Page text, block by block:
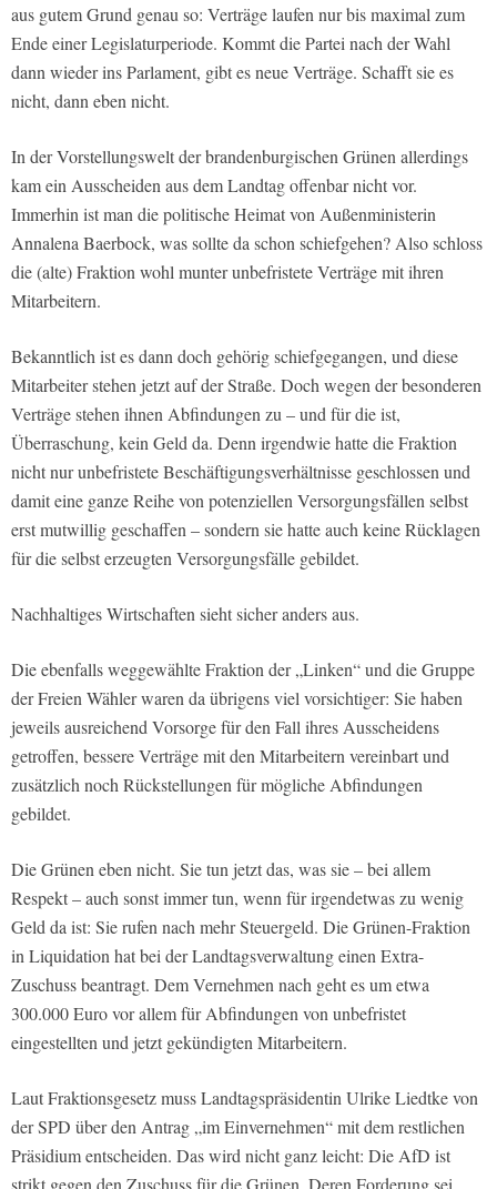
aus gutem Grund genau so: Verträge laufen nur bis maximal zum
Ende einer Legislaturperiode. Kommt die Partei nach der Wahl
dann wieder ins Parlament, gibt es neue Verträge. Schafft sie es
nicht, dann eben nicht.
In der Vorstellungswelt der brandenburgischen Grünen allerdings
kam ein Ausscheiden aus dem Landtag offenbar nicht vor.
Immerhin ist man die politische Heimat von Außenministerin
Annalena Baerbock, was sollte da schon schiefgehen? Also schloss
die (alte) Fraktion wohl munter unbefristete Verträge mit ihren
Mitarbeitern.
Bekanntlich ist es dann doch gehörig schiefgegangen, und diese
Mitarbeiter stehen jetzt auf der Straße. Doch wegen der besonderen
Verträge stehen ihnen Abfindungen zu – und für die ist,
Überraschung, kein Geld da. Denn irgendwie hatte die Fraktion
nicht nur unbefristete Beschäftigungsverhältnisse geschlossen und
damit eine ganze Reihe von potenziellen Versorgungsfällen selbst
erst mutwillig geschaffen – sondern sie hatte auch keine Rücklagen
für die selbst erzeugten Versorgungsfälle gebildet.
Nachhaltiges Wirtschaften sieht sicher anders aus.
Die ebenfalls weggewählte Fraktion der „Linken“ und die Gruppe
der Freien Wähler waren da übrigens viel vorsichtiger: Sie haben
jeweils ausreichend Vorsorge für den Fall ihres Ausscheidens
getroffen, bessere Verträge mit den Mitarbeitern vereinbart und
zusätzlich noch Rückstellungen für mögliche Abfindungen
gebildet.
Die Grünen eben nicht. Sie tun jetzt das, was sie – bei allem
Respekt – auch sonst immer tun, wenn für irgendetwas zu wenig
Geld da ist: Sie rufen nach mehr Steuergeld. Die Grünen-Fraktion
in Liquidation hat bei der Landtagsverwaltung einen Extra-
Zuschuss beantragt. Dem Vernehmen nach geht es um etwa
300.000 Euro vor allem für Abfindungen von unbefristet
eingestellten und jetzt gekündigten Mitarbeitern.
Laut Fraktionsgesetz muss Landtagspräsidentin Ulrike Liedtke von
der SPD über den Antrag „im Einvernehmen“ mit dem restlichen
Präsidium entscheiden. Das wird nicht ganz leicht: Die AfD ist